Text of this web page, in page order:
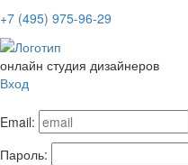
+7 (495) 975-96-29
онлайн студия дизайнеров
Вход
Email:
Пароль: